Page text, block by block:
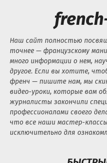
Наш сайт полностью
точнее — французскому
много информации о нем,
другое. Если вы хотите,
френч — пишите нам, мы
видео-уроки, которые вам
журналисты закончили
профессионалами своего
что все наши мастер-
исключительно для